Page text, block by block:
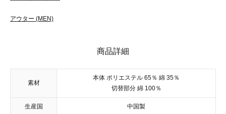
アウター (MEN)
商品詳細
素材
本体 ポリエステル 65％ 綿 35％
切替部分 綿 100％
生産国 中国製